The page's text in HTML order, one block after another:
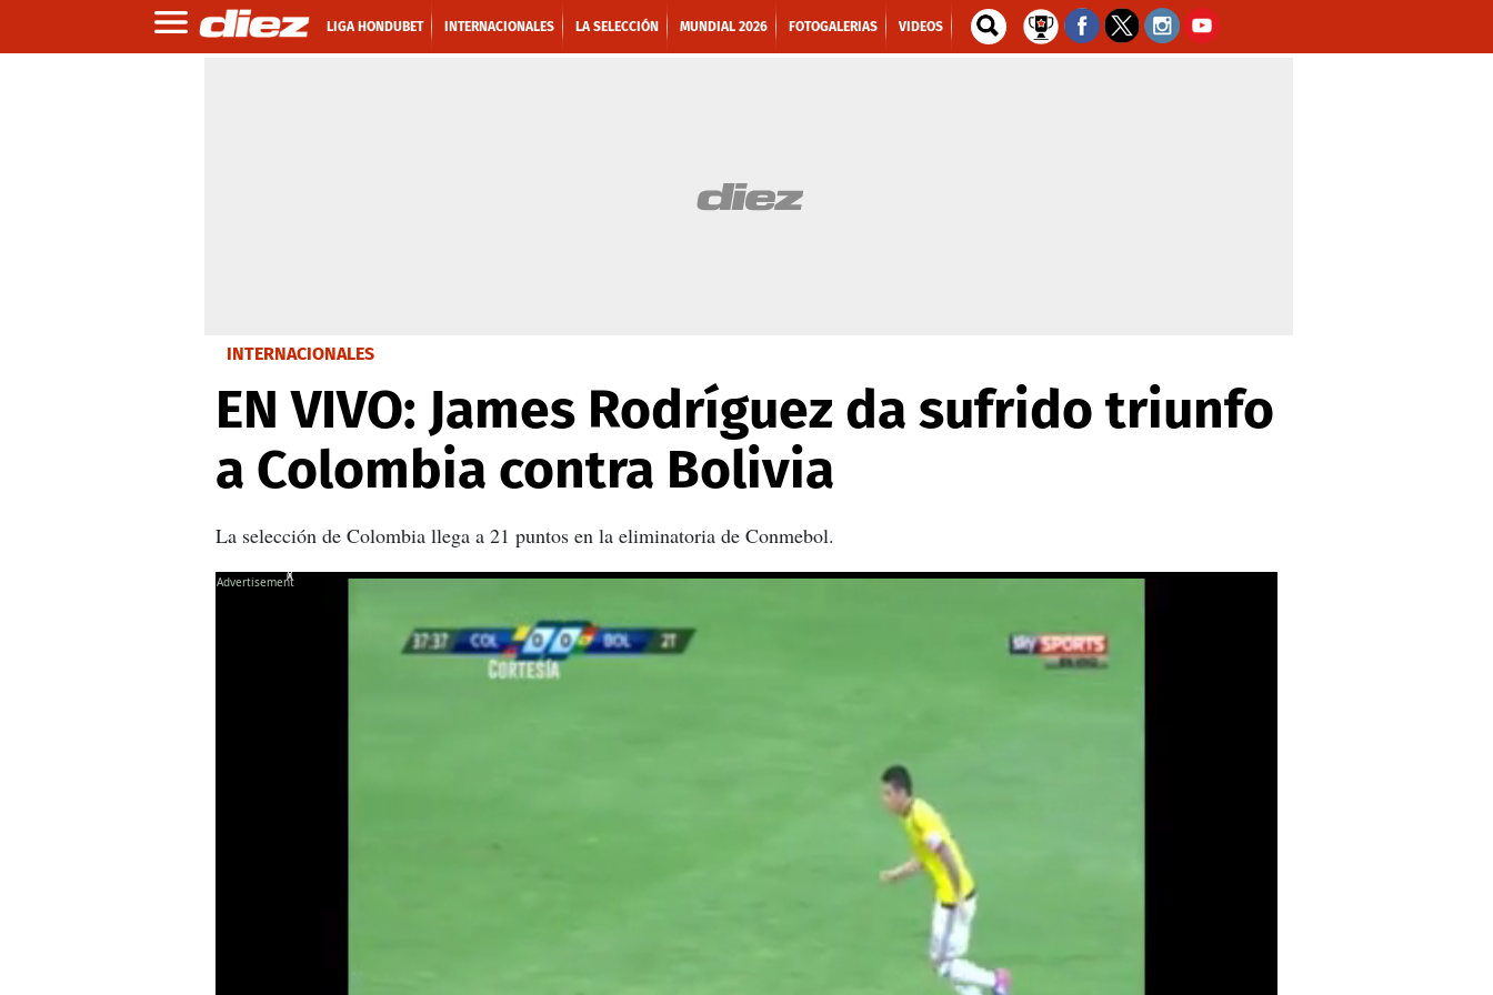
LIGA HONDUBET INTERNACIONALES LA SELECCIÓN MUNDIAL 2026 FOTOGALERIAS VIDEOS
INTERNACIONALES
EN VIVO: James Rodríguez da sufrido triunfo
a Colombia contra Bolivia
La selección de Colombia llega a 21 puntos en la eliminatoria de Conmebol.
X